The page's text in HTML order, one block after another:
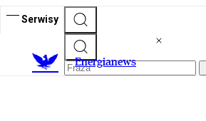
Serwisy
Energianews